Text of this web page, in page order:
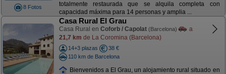
8 Fotos
totalmente restaurada que se alquila completa con
capacidad máxima para 14 personas y amplia ...
Casa Rural El Grau
Casa Rural en Coforb / Capolat (Barcelona)
a
21,7 km de La Coromina (Barcelona)
14+3 plazas
38 €
110 km de Barcelona
Bienvenidos a El Grau, un alojamiento rural situado en